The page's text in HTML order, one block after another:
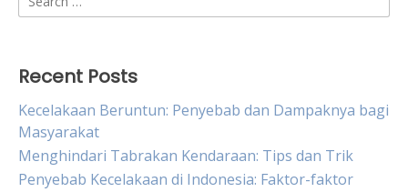
for:
Recent Posts
Kecelakaan Beruntun: Penyebab dan Dampaknya bagi
Masyarakat
Menghindari Tabrakan Kendaraan: Tips dan Trik
Penyebab Kecelakaan di Indonesia: Faktor-faktor